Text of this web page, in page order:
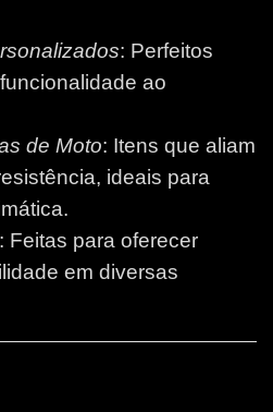
: Perfeitos
ao
de Moto: Itens que aliam
ideais para
: Feitas para oferecer
em diversas